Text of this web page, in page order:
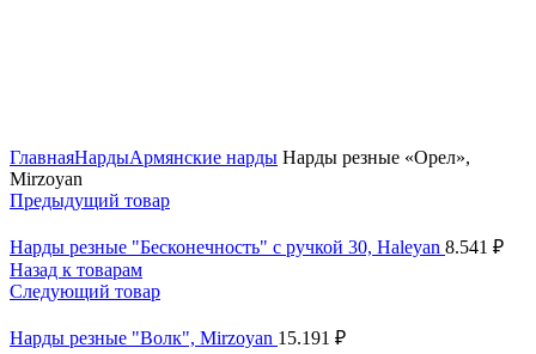
ГлавнаяНардыАрмянские нарды Нарды резные «Орел»,
Mirzoyan
Предыдущий товар
Нарды резные "Бесконечность" с ручкой 30, Haleyan 8.541 ₽
Назад к товарам
Следующий товар
Нарды резные "Волк", Mirzoyan 15.191 ₽